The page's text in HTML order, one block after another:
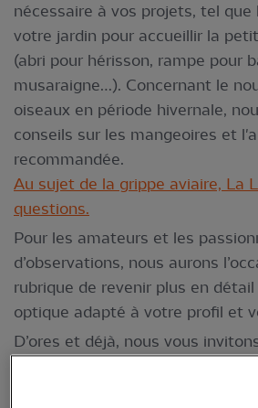
nécessaire à vos projets, tel que
votre jardin pour accueillir la
(abri pour hérisson, rampe pour
musaraigne…). Concernant le
oiseaux en période hivernale,
conseils sur les mangeoires et
recommandée.
Au sujet de la grippe aviaire, La
questions.
Pour les amateurs et les
d’observations, nous aurons
rubrique de revenir plus en
optique adapté à votre profil et
D’ores et déjà, nous vous